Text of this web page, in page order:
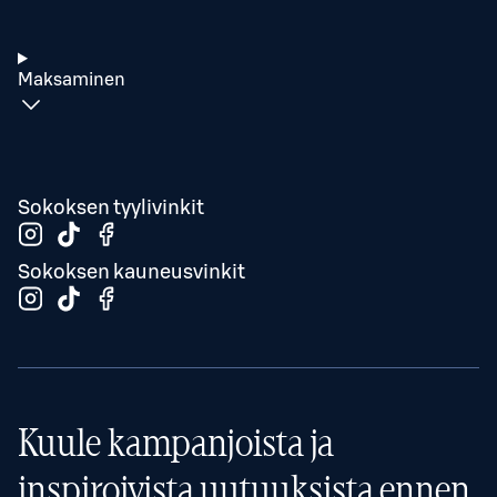
Maksaminen
Sokoksen tyylivinkit
Sokoksen kauneusvinkit
Kuule kampanjoista ja